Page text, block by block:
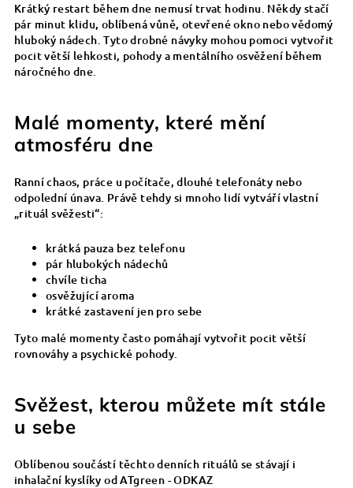
Krátký restart během dne nemusí trvat hodinu. Někdy stačí
pár minut klidu, oblíbená vůně, otevřené okno nebo vědomý
hluboký nádech. Tyto drobné návyky mohou pomoci vytvořit
pocit větší lehkosti, pohody a mentálního osvěžení během
náročného dne.
Malé momenty, které mění
atmosféru dne
Ranní chaos, práce u počítače, dlouhé telefonáty nebo
odpolední únava. Právě tehdy si mnoho lidí vytváří vlastní
„rituál svěžesti“:
krátká pauza bez telefonu
pár hlubokých nádechů
chvíle ticha
osvěžující aroma
krátké zastavení jen pro sebe
Tyto malé momenty často pomáhají vytvořit pocit větší
rovnováhy a psychické pohody.
Svěžest, kterou můžete mít stále
u sebe
Oblíbenou součástí těchto denních rituálů se stávají i
inhalační kyslíky odATgreen - ODKAZ